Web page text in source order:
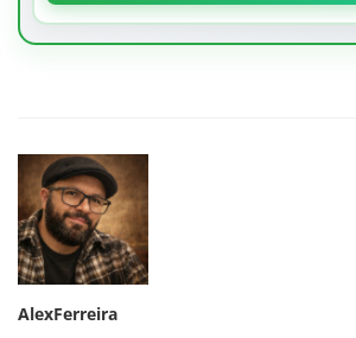
AlexFerreira